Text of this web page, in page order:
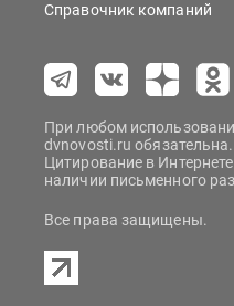
Справочник компаний
При любом
dvnovosti.ru обязательна.
Цитирование в
наличии письменного
Все права защищены.